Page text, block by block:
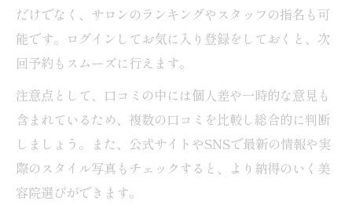
だけでなく、サロンのランキングやスタッフの指名も可
能です。ログインしてお気に入り登録をしておくと、次
回予約もスムーズに行えます。
注意点として、口コミの中には個人差や一時的な意見も
含まれているため、複数の口コミを比較し総合的に判断
しましょう。また、公式サイトやSNSで最新の情報や実
際のスタイル写真もチェックすると、より納得のいく美
容院選びができます。